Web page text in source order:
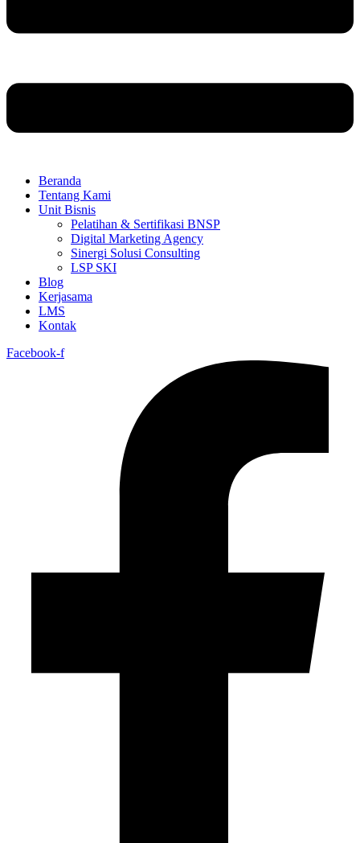
Beranda
Tentang Kami
Unit Bisnis
Pelatihan & Sertifikasi BNSP
Digital Marketing Agency
Sinergi Solusi Consulting
LSP SKI
Blog
Kerjasama
LMS
Kontak
Facebook-f